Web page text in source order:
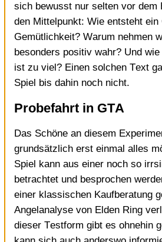
sich bewusst nur selten vor dem
den Mittelpunkt: Wie entsteht ein
Gemütlichkeit? Warum nehmen
besonders positiv wahr? Und
ist zu viel? Einen solchen Text
Spiel bis dahin noch nicht.
Probefahrt in GTA
Das Schöne an diesem
grundsätzlich erst einmal alles
Spiel kann aus einer noch so
betrachtet und besprochen
einer klassischen Kaufberatung
Angelanalyse von Elden Ring
dieser Testform gibt es ohnehin